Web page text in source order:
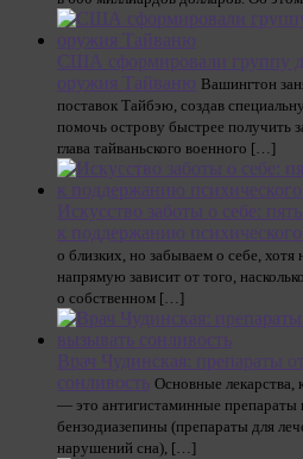
США сформировали группу
оружия Тайваню Вашингтон
поставок Тайбэю, создав
помочь острову быстрее получить
глава тайваньского военного […]
Искусство заботы о себе:
к поддержанию психического
о близких, но забываем о себе, хотя
напрямую зависит от того,
о собственном […]
Врач Чудинская: препараты
сонливость Основные лекарства,
— это антигистаминные препараты
бензодиазепины (препараты для
нарушений сна), […]